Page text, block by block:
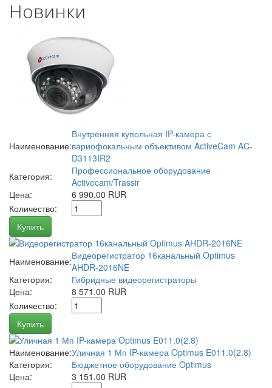
Новинки
Наименование:
Внутренняя купольная IP-камера с
вариофокальным объективом ActiveCam AC-
D3113IR2
Категория:
Профессиональное оборудование
Activecam/Trassir
Цена:
6 990.00 RUR
Количество:
Купить
Наименование:Видеорегистратор 16канальный Optimus
AHDR-2016NE
Категория:
Гибридные видеорегистраторы
Цена:
8 571.00 RUR
Количество:
Купить
Наименование:Уличная 1 Мп IP-камера Optimus E011.0(2.8)
Категория:
Бюджетное оборудование Optimus
Цена:
3 151.00 RUR